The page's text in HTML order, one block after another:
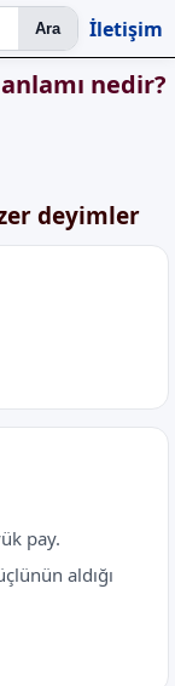
Ara İletişim
nedir?
deyimler
pay.
aldığı